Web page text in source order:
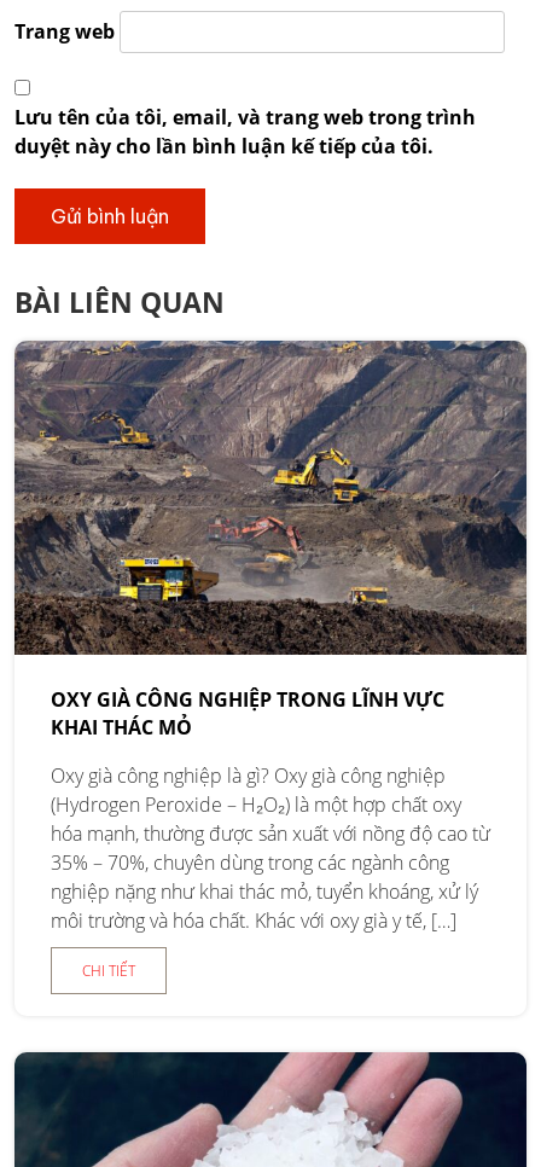
Trang web
Lưu tên của tôi, email, và trang web trong trình
duyệt này cho lần bình luận kế tiếp của tôi.
BÀI LIÊN QUAN
OXY GIÀ CÔNG NGHIỆP TRONG LĨNH VỰC
KHAI THÁC MỎ
Oxy già công nghiệp là gì? Oxy già công nghiệp
(Hydrogen Peroxide – H₂O₂) là một hợp chất oxy
hóa mạnh, thường được sản xuất với nồng độ cao từ
35% – 70%, chuyên dùng trong các ngành công
nghiệp nặng như khai thác mỏ, tuyển khoáng, xử lý
môi trường và hóa chất. Khác với oxy già y tế, […]
CHI TIẾT